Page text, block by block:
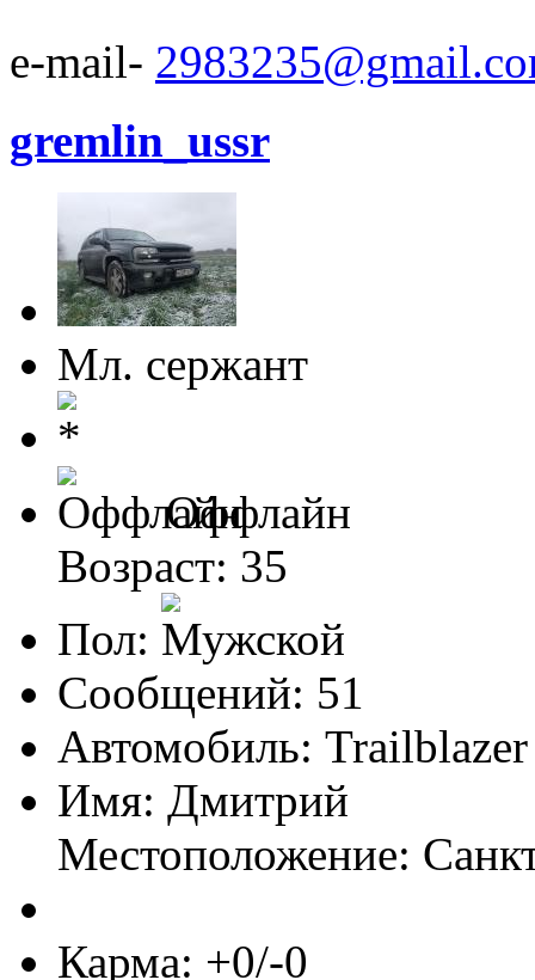
e-mail-
gremlin_ussr
Мл. сержант
Оффлайн
Возраст: 35
Пол:
Сообщений: 51
Автомобиль:
Имя: Дмитрий
Местоположение:
Карма: +0/-0